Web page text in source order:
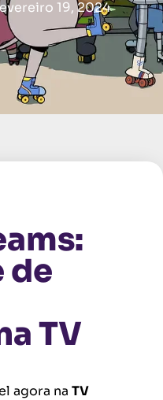
19, 2024
de
TV
agora na TV